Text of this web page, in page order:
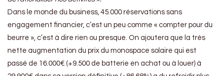
Dans le monde du business, 45.000 réservations sans
engagement financier, c’est un peu comme « compter pour du
beurre », c’est à dire rien ou presque. On ajoutera que la très
nette augmentation du prix du monospace solaire qui est
passé de 16.000€ (+9.500 de batterie en achat ou à louer) à